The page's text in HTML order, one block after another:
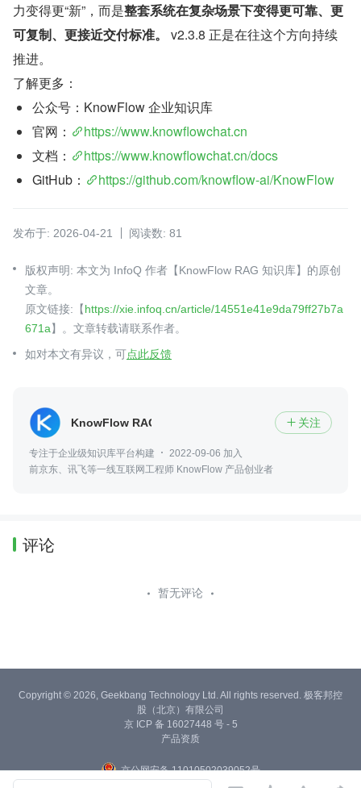
力变得更“新”，而是整套系统在复杂场景下变得更可靠、更
可复制、更接近交付标准。
v2.3.8 正是在往这个方向持续
推进。
了解更多：
公众号：KnowFlow 企业知识库
官网：
https://www.knowflowchat.cn
文档：
https://www.knowflowchat.cn/docs
GitHub：
https://github.com/knowflow-ai/KnowFlow
发布于: 2026-04-21 阅读数: 81
版权声明: 本文为 InfoQ 作者【KnowFlow RAG 知识库】的原创
文章。
原文链接:【https://xie.infoq.cn/article/14551e41e9da79ff27b7a
671a】。文章转载请联系作者。
如对本文有异议，可点此反馈
KnowFlow RAG 知识库  关注
专注于企业级知识库平台构建
2022-09-06 加入
前京东、讯飞等一线互联网工程师 KnowFlow 产品创业者
评论
暂无评论
Copyright © 2026, Geekbang Technology Ltd. All rights reserved. 极客邦控
股（北京）有限公司
京 ICP 备 16027448 号 - 5
产品资质
京公网安备 11010502039052号